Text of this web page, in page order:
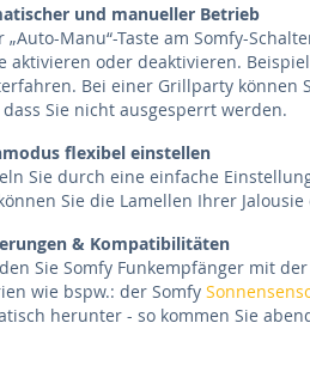
und manueller Betrieb
„Auto-Manu“-Taste am Somfy-
aktivieren oder deaktivieren.
Bei einer Grillparty können
Sie nicht ausgesperrt werden.
flexibel einstellen
Sie durch eine einfache
Sie die Lamellen Ihrer
& Kompatibilitäten
Sie Somfy Funkempfänger mit
wie bspw.: der Somfy
herunter - so kommen Sie